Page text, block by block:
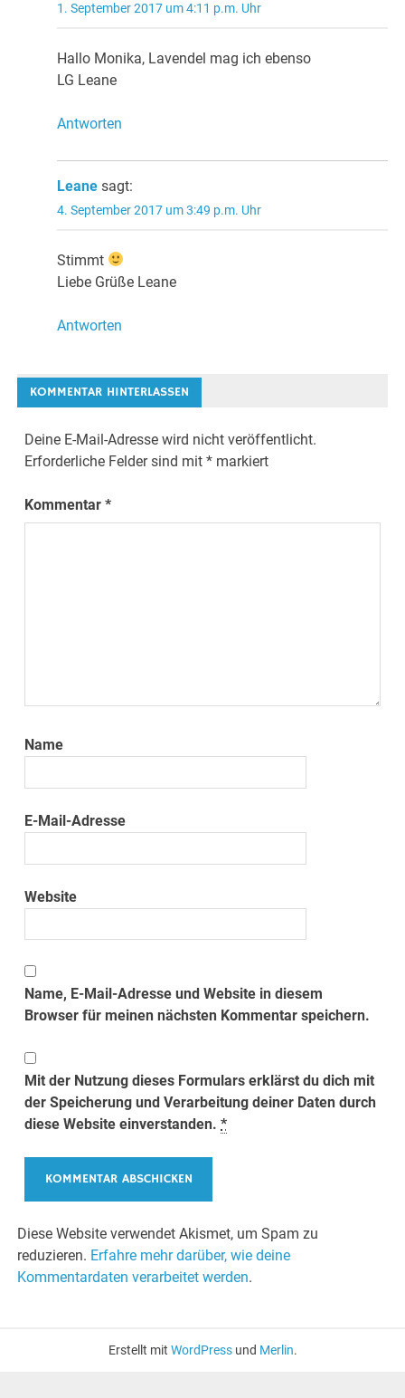
1. September 2017 um 4:11 p.m. Uhr
Hallo Monika, Lavendel mag ich ebenso
LG Leane
Antworten
Leane sagt:
4. September 2017 um 3:49 p.m. Uhr
Stimmt
Liebe Grüße Leane
Antworten
KOMMENTAR HINTERLASSEN
Deine E-Mail-Adresse wird nicht veröffentlicht.
Erforderliche Felder sind mit* markiert
Kommentar*
Name
E-Mail-Adresse
Website
Name, E-Mail-Adresse und Website in diesem
Browser für meinen nächsten Kommentar speichern.
Mit der Nutzung dieses Formulars erklärst du dich mit
der Speicherung und Verarbeitung deiner Daten durch
diese Website einverstanden.*
Diese Website verwendet Akismet, um Spam zu
reduzieren. Erfahre mehr darüber, wie deine
Kommentardaten verarbeitet werden.
Erstellt mit WordPressund Merlin.